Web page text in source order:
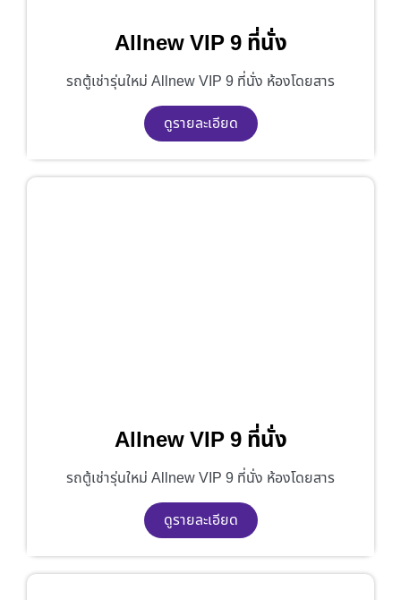
Allnew VIP 9 ที่นั่ง
รถตู้เช่ารุ่นใหม่ Allnew VIP 9 ที่นั่ง ห้องโดยสาร
ดูรายละเอียด
Allnew VIP 9 ที่นั่ง
รถตู้เช่ารุ่นใหม่ Allnew VIP 9 ที่นั่ง ห้องโดยสาร
ดูรายละเอียด